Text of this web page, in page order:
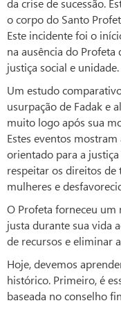
o corpo do Santo
Este incidente foi o
na ausência do
justiça social e unidade.
Um estudo
usurpação de Fadak e
muito logo após sua
Estes eventos
orientado para a
respeitar os direitos
mulheres e
O Profeta forneceu um
justa durante sua vida
de recursos e eliminar
Hoje, devemos
histórico. Primeiro, é
baseada no conselho